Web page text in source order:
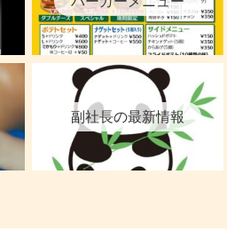
副社長の最新情報